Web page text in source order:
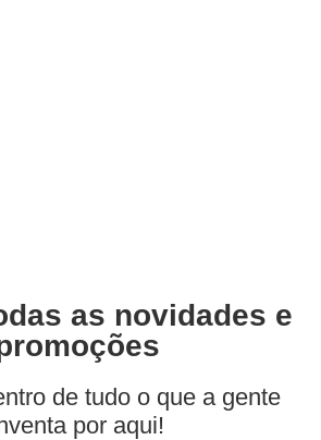
as novidades e
de tudo o que a gente
por aqui!